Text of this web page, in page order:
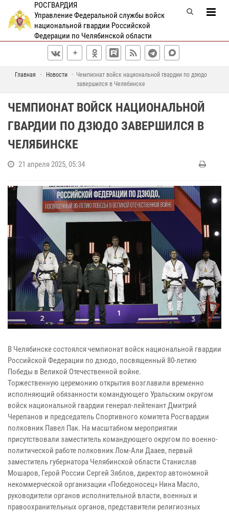
РОСГВАРДИЯ
Управление Федеральной службы войск
национальной гвардии Российской
Федерации по Челябинской области
Главная Новости
Чемпионат войск национальной гвардии по дзюдо
завершился в Челябинске
ЧЕМПИОНАТ ВОЙСК НАЦИОНАЛЬНОЙ
ГВАРДИИ ПО ДЗЮДО ЗАВЕРШИЛСЯ В
ЧЕЛЯБИНСКЕ
21 апреля 2025, 05:34
В Челябинске состоялся чемпионат войск национальной гвардии
Российской Федерации по дзюдо, посвященный 80-летию
Победы в Великой Отечественной войне.
Торжественную церемонию открытия возглавили временно
исполняющий обязанности командующего Уральским округом
войск национальной гвардии генерал-лейтенант Дмитрий
Черепанов и председатель Спортивного комитета Росгвардии
полковник Павел Пак. На масштабном мероприятии
присутствовали заместитель командующего округом по военно-
политической работе полковник Лом-Али Дааев, первый
заместитель губернатора Челябинской области Станислав
Мошаров, Герой России Сергей Зяблов, директор автономной
некоммерческой организации «Победоносец» Нина Масло,
руководители органов исполнительной власти, военных и
правоохранительных органов, представители религиозных